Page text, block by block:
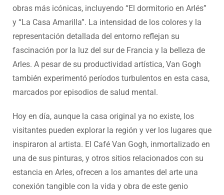
obras más icónicas, incluyendo “El dormitorio en Arlés”
y “La Casa Amarilla”. La intensidad de los colores y la
representación detallada del entorno reflejan su
fascinación por la luz del sur de Francia y la belleza de
Arles. A pesar de su productividad artística, Van Gogh
también experimentó períodos turbulentos en esta casa,
marcados por episodios de salud mental.
Hoy en día, aunque la casa original ya no existe, los
visitantes pueden explorar la región y ver los lugares que
inspiraron al artista. El Café Van Gogh, inmortalizado en
una de sus pinturas, y otros sitios relacionados con su
estancia en Arles, ofrecen a los amantes del arte una
conexión tangible con la vida y obra de este genio